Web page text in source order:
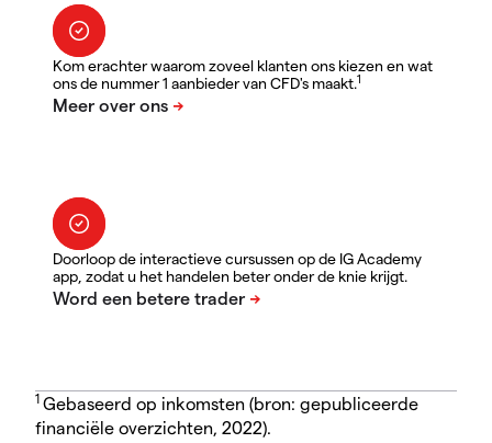
Kom erachter waarom zoveel klanten ons kiezen en wat
ons de nummer 1 aanbieder van CFD's maakt.1
Doorloop de interactieve cursussen op de IG Academy
app, zodat u het handelen beter onder de knie krijgt.
1 Gebaseerd op inkomsten (bron: gepubliceerde
financiële overzichten, 2022).